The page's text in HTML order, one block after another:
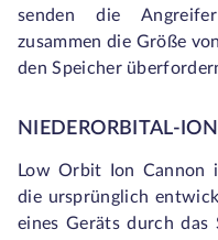
senden die
zusammen die Größe
den Speicher
NIEDERORBITAL-
Low Orbit Ion Cannon
die ursprünglich
eines Geräts durch das